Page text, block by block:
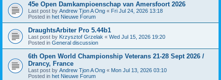
45e Open Damkampioenschap van Amersfoort 2026
Last post by Andrew Tjon A Ong « Fri Jul 24, 2026 13:18
Posted in het Nieuwe Forum
DraughtsArbiter Pro 5.44b1
Last post by Krzysztof Grzelak « Wed Jul 15, 2026 19:20
Posted in General discussion
6th Open World Championship Veterans 21-28 Sept 2026 /
Drancy, France
Last post by Andrew Tjon A Ong « Mon Jul 13, 2026 03:10
Posted in het Nieuwe Forum